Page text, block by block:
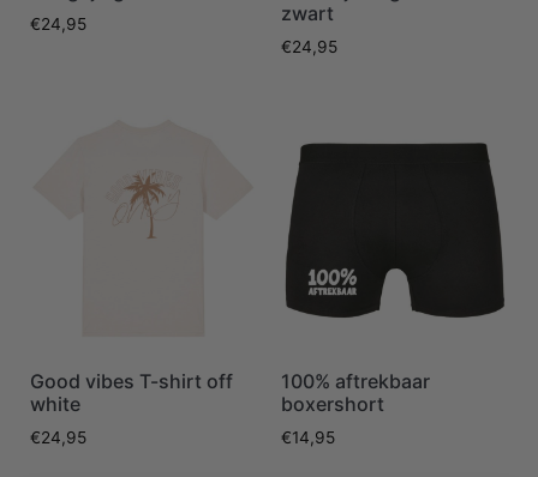
€24,95
zwart
€24,95
Good vibes T-shirt off
white
€24,95
100% aftrekbaar
boxershort
€14,95